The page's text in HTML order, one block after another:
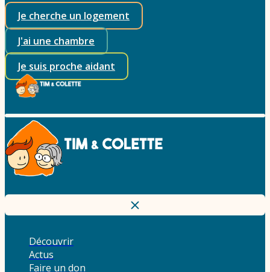
Je cherche un logement
J'ai une chambre
Je suis proche aidant
Découvrir
Actus
Faire un don